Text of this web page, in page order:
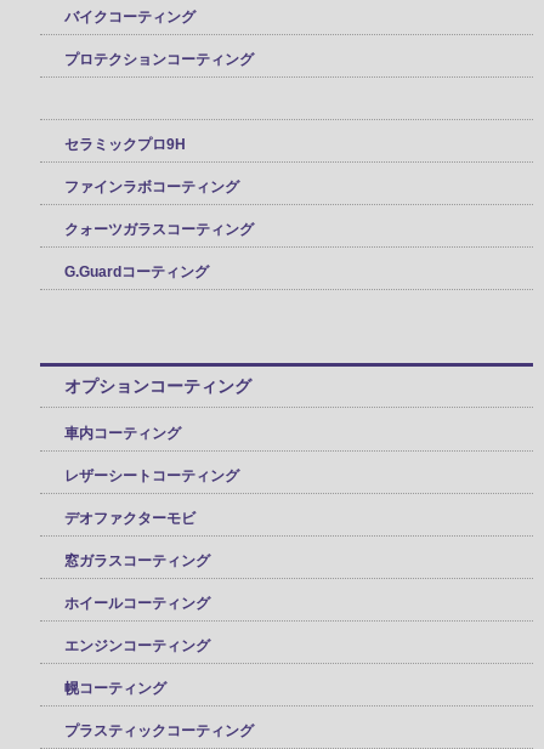
バイクコーティング
プロテクションコーティング
セラミックプロ9H
ファインラボコーティング
クォーツガラスコーティング
G.Guardコーティング
オプションコーティング
車内コーティング
レザーシートコーティング
デオファクターモビ
窓ガラスコーティング
ホイールコーティング
エンジンコーティング
幌コーティング
プラスティックコーティング